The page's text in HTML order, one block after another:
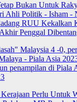
Bukan Untuk
Ahli Politik - Isham -
RUU Kekalkan
Penggal
Malaysia 4 -0,
- Piala Asia
penampilan di Piala
Perlu Untuk